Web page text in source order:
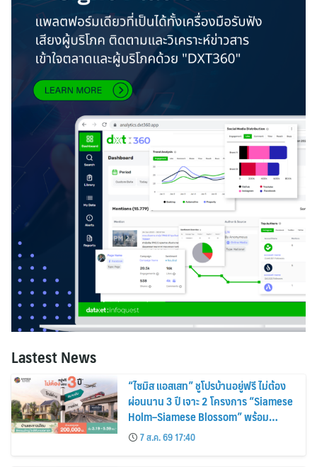
Lastest News
“ไซมิส แอสเสท” ชูโปรบ้านอยู่ฟรี ไม่ต้อง
ผ่อนนาน 3 ปี เจาะ 2 โครงการ “Siamese
Holm–Siamese Blossom” พร้อม
ส่วนลดและสิทธิพิเศษถึง 31 สิงหาคม
2569
7 ส.ค. 69 17:40